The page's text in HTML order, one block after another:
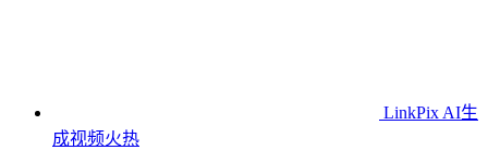
LinkPix AI生
成视频火热